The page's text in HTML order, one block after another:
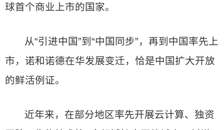
球首个商业上市的国家。
从“引进中国”到“中国同步”，再到中国率先上
市，诺和诺德在华发展变迁，恰是中国扩大开放
的鲜活例证。
近年来，在部分地区率先开展云计算、独资